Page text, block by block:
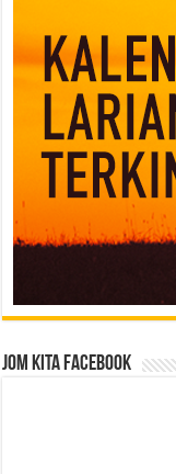
Jom Kita Facebook